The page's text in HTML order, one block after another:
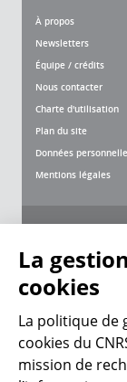
À propos
Newsletters
Équipe / crédits
Nous contacter
Charte d'utilisation
Plan du site
Données
Mentions légales
La
cookies
La politique de
cookies du
mission de